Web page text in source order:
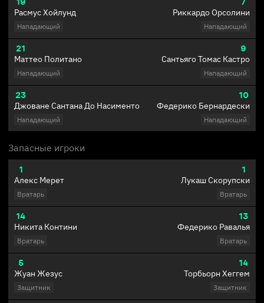
Расмус Хойлунд
Нападающий
21
Маттео Политано
Нападающий
23
Джоване Сантана До Насименто
Нападающий
Риккардо Орсолини
Нападающий
9
Сантьяго Томас Кастро
Нападающий
10
Федерико Бернардески
Нападающий
Запасные игроки
1
Алекс Мерет
Вратарь
14
Никита Контини
Вратарь
5
Жуан Жезус
Защитник
1
Лукаш Скорупски
Вратарь
13
Федерико Равалья
Вратарь
14
Торбьорн Хеггем
Защитник